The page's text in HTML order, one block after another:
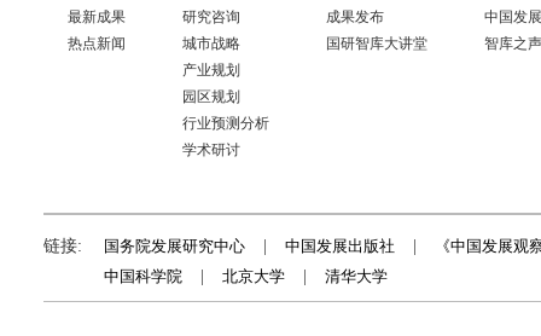
最新成果
热点新闻
研究咨询
城市战略
产业规划
园区规划
行业预测分析
学术研讨
成果发布
国研智库大讲堂
中国发
智库之声
链接: 国务院发展研究中心 中国发展出版社
《中国发展观
中国科学院
北京大学 清华大学